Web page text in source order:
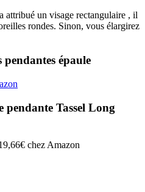
attribué un visage rectangulaire , il
rondes. Sinon, vous élargirez
pendantes épaule
n
pendante Tassel Long
chez Amazon